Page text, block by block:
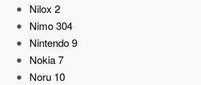
Nilox 2
Nimo304
Nintendo9
Nokia7
Noru 10